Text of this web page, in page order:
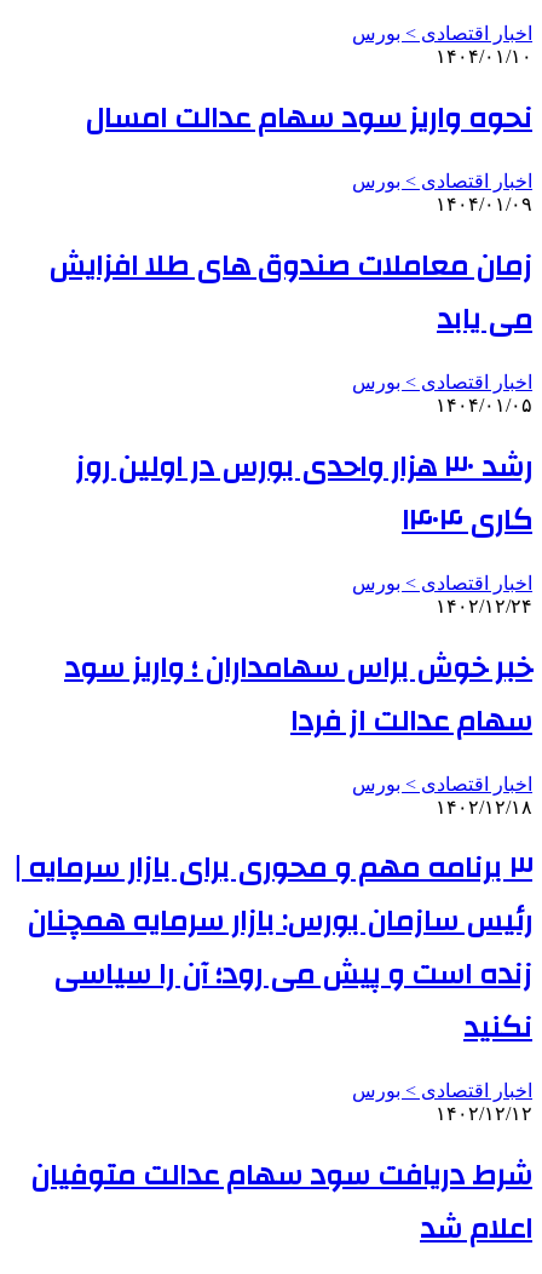
اخبار اقتصادی > بورس
۱۴۰۴/۰۱/۱۰
نحوه واریز سود سهام عدالت امسال
اخبار اقتصادی > بورس
۱۴۰۴/۰۱/۰۹
زمان معاملات صندوق های طلا افزایش
می یابد
اخبار اقتصادی > بورس
۱۴۰۴/۰۱/۰۵
رشد ۳۰ هزار واحدی بورس در اولین روز
کاری ۱۴۰۴
اخبار اقتصادی > بورس
۱۴۰۲/۱۲/۲۴
خبر خوش براس سهامداران ؛ واریز سود
سهام عدالت از فردا
اخبار اقتصادی > بورس
۱۴۰۲/۱۲/۱۸
۳ برنامه مهم و محوری برای بازار سرمایه |
رئیس سازمان بورس: بازار سرمایه همچنان
زنده است و پیش می رود؛ آن را سیاسی
نکنید
اخبار اقتصادی > بورس
۱۴۰۲/۱۲/۱۲
شرط دریافت سود سهام عدالت متوفیان
اعلام شد